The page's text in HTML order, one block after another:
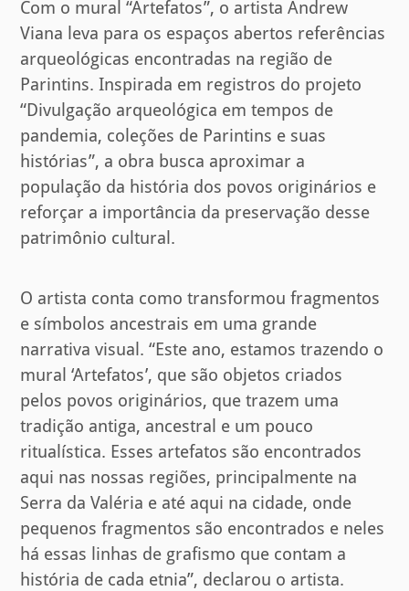
Com o mural “Artefatos”, o artista Andrew
Viana leva para os espaços abertos referências
arqueológicas encontradas na região de
Parintins. Inspirada em registros do projeto
“Divulgação arqueológica em tempos de
pandemia, coleções de Parintins e suas
histórias”, a obra busca aproximar a
população da história dos povos originários e
reforçar a importância da preservação desse
patrimônio cultural.
O artista conta como transformou fragmentos
e símbolos ancestrais em uma grande
narrativa visual. “Este ano, estamos trazendo o
mural ‘Artefatos’, que são objetos criados
pelos povos originários, que trazem uma
tradição antiga, ancestral e um pouco
ritualística. Esses artefatos são encontrados
aqui nas nossas regiões, principalmente na
Serra da Valéria e até aqui na cidade, onde
pequenos fragmentos são encontrados e neles
há essas linhas de grafismo que contam a
história de cada etnia”, declarou o artista.